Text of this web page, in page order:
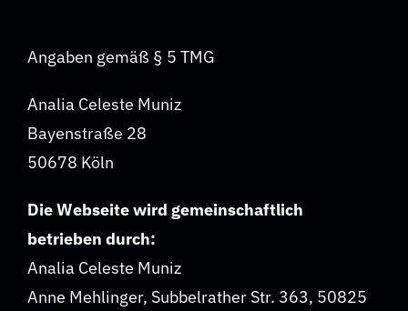
F.A.Q. Workshops
Impressum
Angaben gemäß § 5 TMG
Analia Celeste Muniz
Bayenstraße 28
50678 Köln
Die Webseite wird gemeinschaftlich
betrieben durch:
Analia Celeste Muniz
Anne Mehlinger, Subbelrather Str. 363, 50825